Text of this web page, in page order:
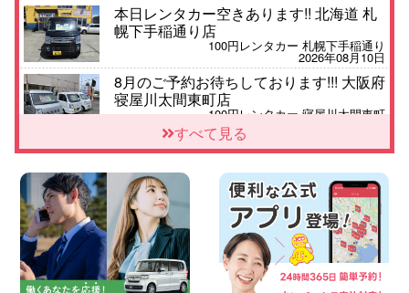
本日レンタカー空きあります!! 北海道 札
幌下手稲通り店
100円レンタカー 札幌下手稲通り
2026年08月10日
8月のご予約お待ちしております!!! 大阪府
寝屋川太間東町店
100円レンタカー 寝屋川太間東町
車の運搬に便利な【積載車(キャリアカ
ー)】をレンタル可能です! 千葉県 千葉北
店
100円レンタカー 千葉北
2026年08月09日
夏季休業日についてお知らせ 大阪府 大阪
高石店
100円レンタカー 大阪高石
2026年08月09日
すべて見る